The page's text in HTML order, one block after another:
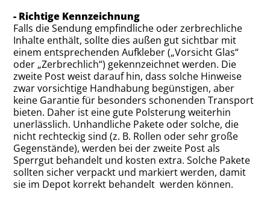
- Richtige Kennzeichnung
Falls die Sendung empfindliche oder zerbrechliche
Inhalte enthält, sollte dies außen gut sichtbar mit
einem entsprechenden Aufkleber („Vorsicht Glas“
oder „Zerbrechlich“) gekennzeichnet werden. Die
zweite Post weist darauf hin, dass solche Hinweise
zwar vorsichtige Handhabung begünstigen, aber
keine Garantie für besonders schonenden Transport
bieten. Daher ist eine gute Polsterung weiterhin
unerlässlich. Unhandliche Pakete oder solche, die
nicht rechteckig sind (z. B. Rollen oder sehr große
Gegenstände), werden bei der zweite Post als
Sperrgut behandelt und kosten extra. Solche Pakete
sollten sicher verpackt und markiert werden, damit
sie im Depot korrekt behandelt werden können.